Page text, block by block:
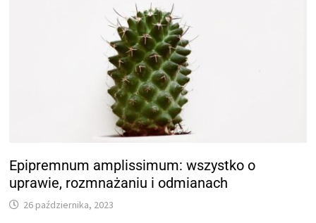
Epipremnum amplissimum: wszystko o
uprawie, rozmnażaniu i odmianach
26 października, 2023